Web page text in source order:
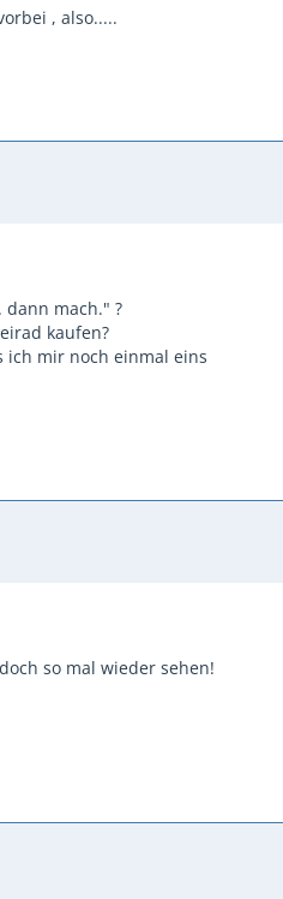
, also.....
mach." ?
kaufen?
ich mir noch einmal eins
so mal wieder sehen!